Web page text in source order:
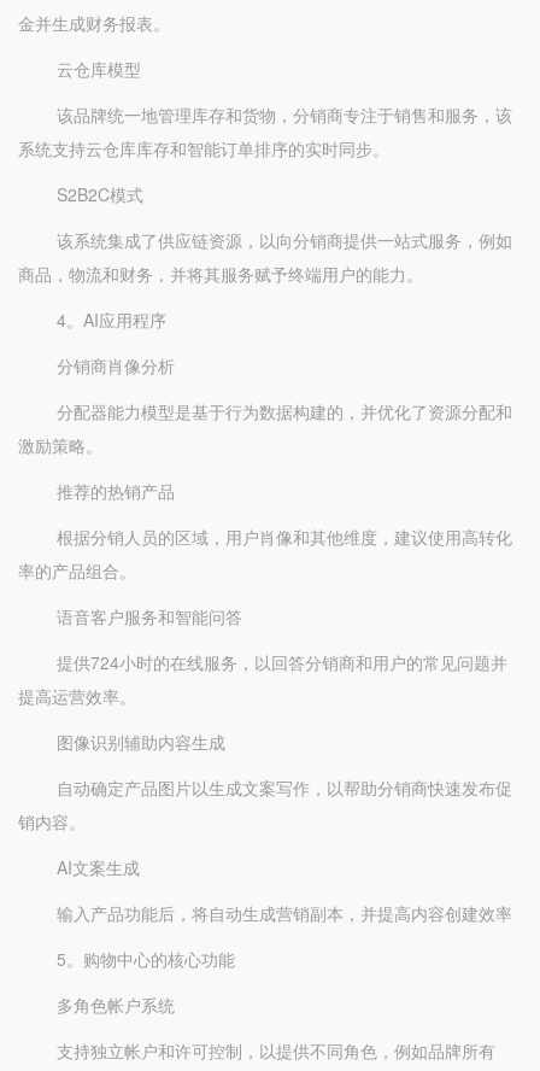
金并生成财务报表。
云仓库模型
该品牌统一地管理库存和货物，分销商专注于销售和服务，该
系统支持云仓库库存和智能订单排序的实时同步。
S2B2C模式
该系统集成了供应链资源，以向分销商提供一站式服务，例如
商品，物流和财务，并将其服务赋予终端用户的能力。
4。AI应用程序
分销商肖像分析
分配器能力模型是基于行为数据构建的，并优化了资源分配和
激励策略。
推荐的热销产品
根据分销人员的区域，用户肖像和其他维度，建议使用高转化
率的产品组合。
语音客户服务和智能问答
提供724小时的在线服务，以回答分销商和用户的常见问题并
提高运营效率。
图像识别辅助内容生成
自动确定产品图片以生成文案写作，以帮助分销商快速发布促
销内容。
AI文案生成
输入产品功能后，将自动生成营销副本，并提高内容创建效率
5。购物中心的核心功能
多角色帐户系统
支持独立帐户和许可控制，以提供不同角色，例如品牌所有